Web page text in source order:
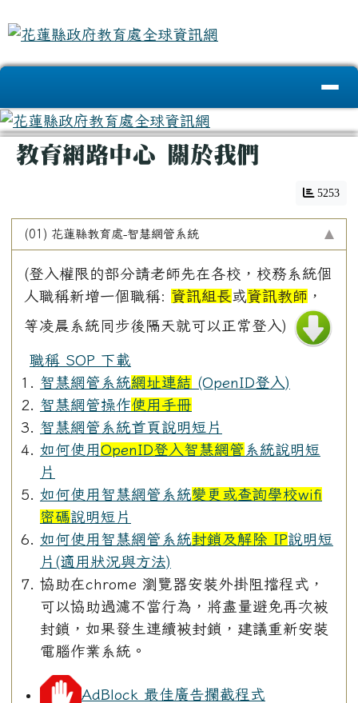
跳至主內容區
花蓮縣政府教育處全球資訊網
導覽列
主內容區域
教育網路中心 關於我們
5253
(01) 花蓮縣教育處-智慧網管系統
(登入權限的部分請老師先在各校，校務系統個
人職稱新增一個職稱: 資訊組長或資訊教師 ，
等凌晨系統同步後隔天就可以正常登入)
職稱 SOP 下載
智慧網管系統網址連結 (OpenID登入)
智慧網管操作使用手冊
智慧網管系統首頁說明短片
如何使用 OpenID登入智慧網管 系統說明短
片
如何使用智慧網管系統變更或查詢學校wifi
密碼說明短片
如何使用智慧網管系統封鎖及解除 IP說明短
片(適用狀況與方法)
協助在chrome 瀏覽器安裝外掛阻擋程式，
可以協助過濾不當行為，將盡量避免再次被
封鎖，如果發生連續被封鎖，建議重新安裝
電腦作業系統。
AdBlock 最佳廣告攔截程式
頁尾區域